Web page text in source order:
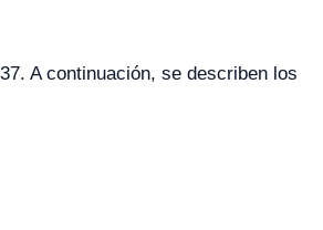
A continuación, se describen los